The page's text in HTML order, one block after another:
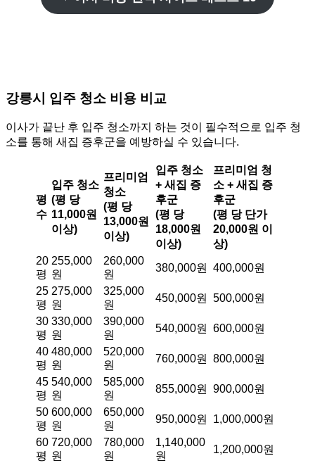
강릉시 입주 청소 비용 비교
이사가 끝난 후 입주 청소까지 하는 것이 필수적으로 입주 청
소를 통해 새집 증후군을 예방하실 수 있습니다.
평
수
입주 청소
(평 당
11,000원
이상)
프리미엄
청소
(평 당
13,000원
이상)
입주 청소
+ 새집 증
후군
(평 당
18,000원
이상)
프리미엄 청
소 + 새집 증
후군
(평 당 단가
20,000원 이
상)
20
평
255,000
원
260,000
원
380,000원
400,000원
25
평
275,000
원
325,000
원
450,000원
500,000원
30
평
330,000
원
390,000
원
540,000원
600,000원
40
평
480,000
원
520,000
원
760,000원
800,000원
45
평
540,000
원
585,000
원
855,000원
900,000원
50
평
600,000
원
650,000
원
950,000원
1,000,000원
60
평
720,000
원
780,000
원
1,140,000
원
1,200,000원